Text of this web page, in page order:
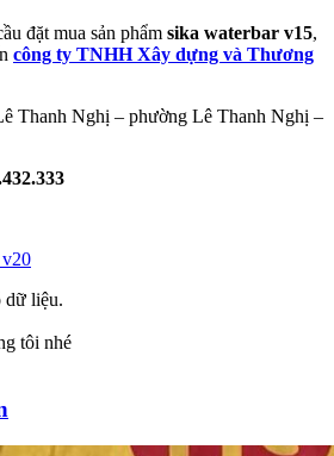
đặt mua sản phẩm sika waterbar v15,
công ty TNHH Xây dựng và Thương
Thanh Nghị – phường Lê Thanh Nghị –
dữ liệu.
tôi nhé